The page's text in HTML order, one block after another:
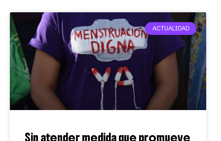
ACTUALIDAD
Sin atender medida que promueve